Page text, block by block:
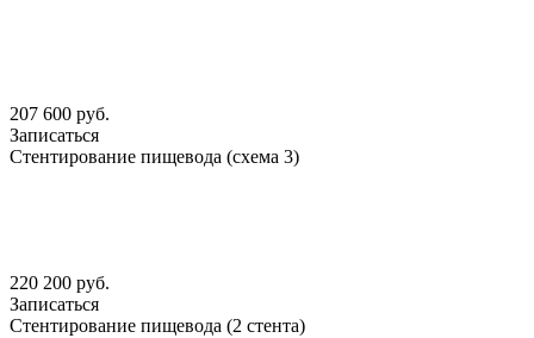
207 600 руб.
Записаться
Стентирование пищевода (схема 3)
220 200 руб.
Записаться
Стентирование пищевода (2 стента)